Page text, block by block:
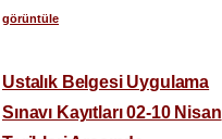
görüntüle
Ustalık Belgesi Uygulama
Sınavı Kayıtları 02-10 Nisan